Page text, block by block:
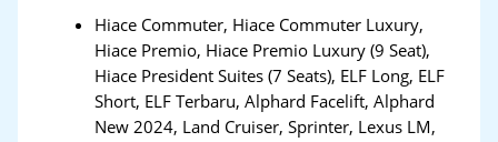
Hiace Commuter, Hiace Commuter Luxury,
Hiace Premio, Hiace Premio Luxury (9 Seat),
Hiace President Suites (7 Seats), ELF Long, ELF
Short, ELF Terbaru, Alphard Facelift, Alphard
New 2024, Land Cruiser, Sprinter, Lexus LM,